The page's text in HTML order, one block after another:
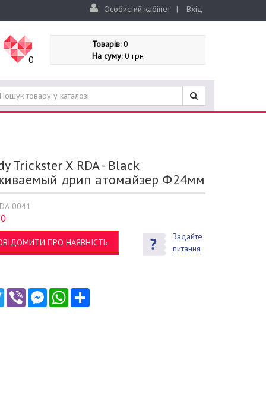
Особистий кабінет | Вхід
0
Товарів:0
На суму:0 грн
Trickster X RDA - Black
дрип атомайзер Φ24мм
0041
0
ПРО НАЯВНІСТЬ
Задайте
питання
TwitterViber MessengerWhatsApp